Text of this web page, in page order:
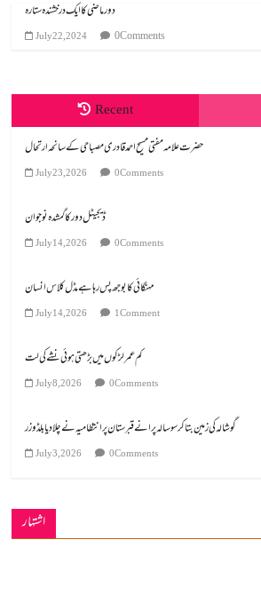
دور ماضی کا ایک درخشندہ ستارہ
July 22, 2024 0 Comments
Recent
July 23, 2026 0 Comments
ڈیجیٹل دور کا گمشدہ نوجوان
July 14, 2026 0 Comments
مہنگائی کا بوجھ پس رہا ہے مڈل کلاس انسان
July 14, 2026 1 Comment
کم عمر لڑکوں میں بڑھتی ہوئی نشے کی لت
July 8, 2026 0 Comments
گوشالہ کی زمین بتا کر سوسالہ پرانے قبرستان پر انتظامیہ نے چلا دیا بلڈوزر
July 3, 2026 0 Comments
اشتہار